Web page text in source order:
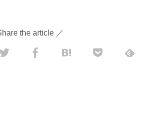
the article ／